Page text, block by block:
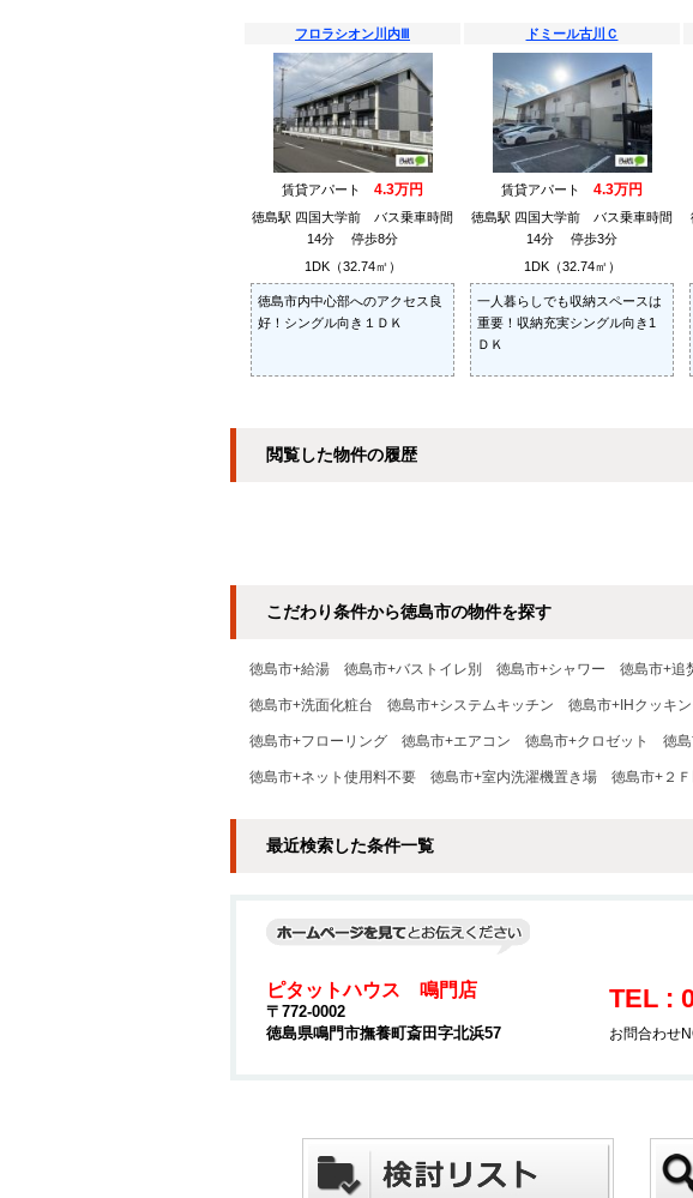
フロラシオン川内Ⅲ
賃貸アパート 4.3万円
徳島駅 四国大学前 バス乗車時間
14分 停歩8分
1DK（32.74㎡）
徳島市内中心部へのアクセス良
好！シングル向き１ＤＫ
ドミール古川Ｃ
賃貸アパート 4.3万円
徳島駅 四国大学前 バス乗車時間
14分 停歩3分
1DK（32.74㎡）
一人暮らしでも収納スペースは
重要！収納充実シングル向き1
ＤＫ
閲覧した物件の履歴
こだわり条件から徳島市の物件を探す
徳島市+給湯 徳島市+バストイレ別 徳島市+シャワー 徳島市+追
徳島市+洗面化粧台 徳島市+システムキッチン 徳島市+IHクッキ
徳島市+フローリング 徳島市+エアコン 徳島市+クロゼット 徳
徳島市+ネット使用料不要 徳島市+室内洗濯機置き場 徳島市+２
最近検索した条件一覧
ピタットハウス 鳴門店
〒772-0002
徳島県鳴門市撫養町斎田字北浜57
TEL :
お問合わせ